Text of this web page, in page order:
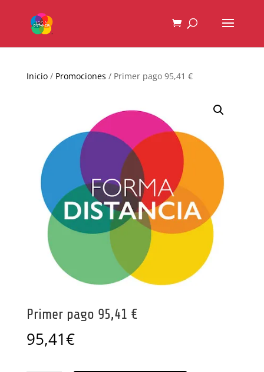
Inicio/ Promociones / Primer pago 95,41 €
Primer pago 95,41 €
95,41€